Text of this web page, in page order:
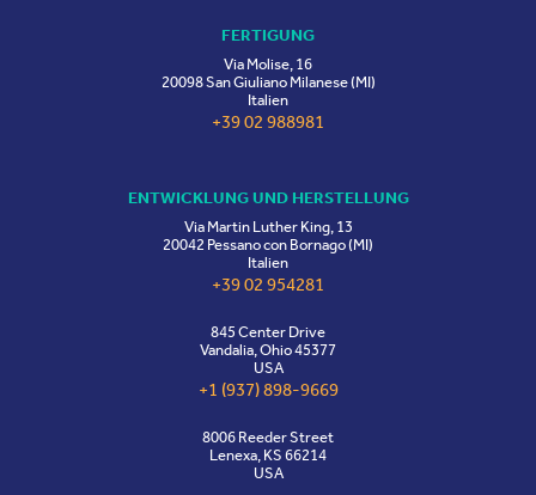
FERTIGUNG
Via Molise, 16
20098 San Giuliano Milanese (MI)
Italien
+39 02 988981
ENTWICKLUNG UND HERSTELLUNG
Via Martin Luther King, 13
20042 Pessano con Bornago (MI)
Italien
+39 02 954281
845 Center Drive
Vandalia, Ohio 45377
USA
+1 (937) 898-9669
8006 Reeder Street
Lenexa, KS 66214
USA